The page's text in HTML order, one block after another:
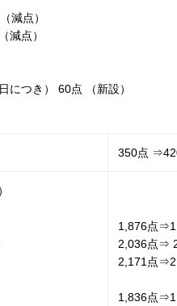
減点）
減点）
につき）
60点 （新設）
350点 ⇒
1,876点⇒
2,036点⇒
2,171点⇒
1,836点⇒